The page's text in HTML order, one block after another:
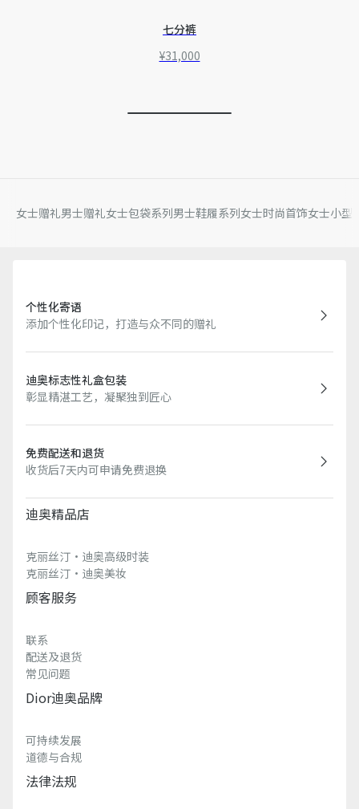
七分裤
¥31,000
女士赠礼男士赠礼女士包袋系列男士鞋履系列女士时尚首饰女士小型
个性化寄语
添加个性化印记，打造与众不同的赠礼
迪奥标志性礼盒包装
彰显精湛工艺，凝聚独到匠心
免费配送和退货
收货后7天内可申请免费退换
迪奥精品店
克丽丝汀·迪奥高级时装
克丽丝汀·迪奥美妆
顾客服务
联系
配送及退货
常见问题
Dior迪奥品牌
可持续发展
道德与合规
法律法规